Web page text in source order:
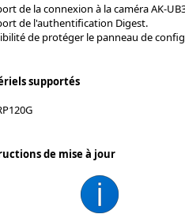
de la connexion à la caméra AK-
de l'authentification Digest.
de protéger le panneau de
supportés
de mise à jour